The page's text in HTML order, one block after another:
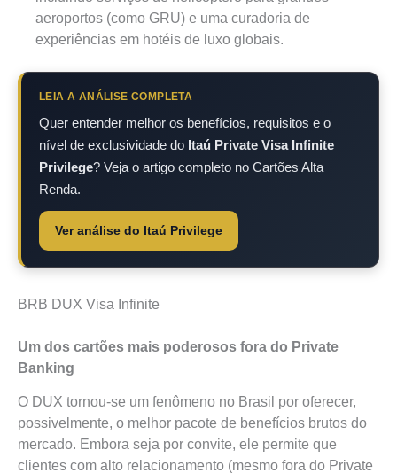
aeroportos (como GRU) e uma curadoria de
experiências em hotéis de luxo globais.
LEIA A ANÁLISE COMPLETA
Quer entender melhor os benefícios, requisitos e o
nível de exclusividade do Itaú Private Visa Infinite
Privilege? Veja o artigo completo no Cartões Alta
Renda.
Ver análise do Itaú Privilege
BRB DUX Visa Infinite
Um dos cartões mais poderosos fora do Private
Banking
O DUX tornou-se um fenômeno no Brasil por oferecer,
possivelmente, o melhor pacote de benefícios brutos do
mercado. Embora seja por convite, ele permite que
clientes com alto relacionamento (mesmo fora do Private